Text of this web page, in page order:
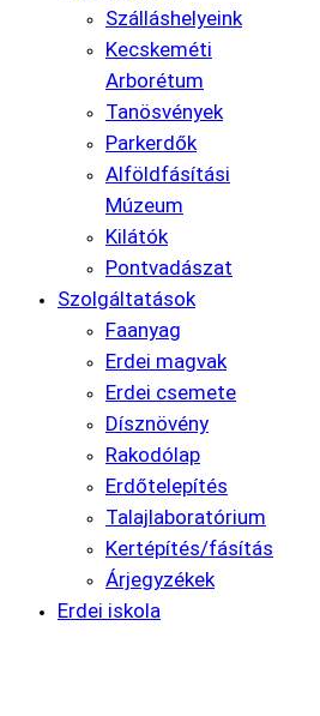
Szálláshelyeink
Kecskeméti
Arborétum
Tanösvények
Parkerdők
Alföldfásítási
Múzeum
Kilátók
Pontvadászat
Szolgáltatások
Faanyag
Erdei magvak
Erdei csemete
Dísznövény
Rakodólap
Erdőtelepítés
Talajlaboratórium
Kertépítés/fásítás
Árjegyzékek
Erdei iskola